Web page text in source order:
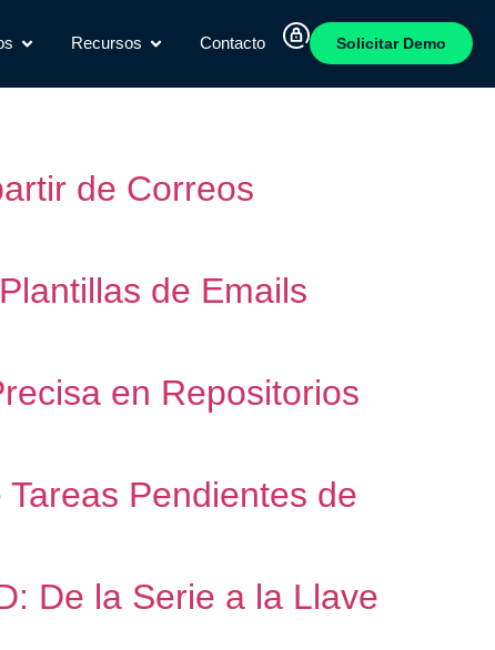
Recursos Contacto Solicitar Demo
de Correos
de Emails
en Repositorios
Pendientes de
De la Serie a la Llave